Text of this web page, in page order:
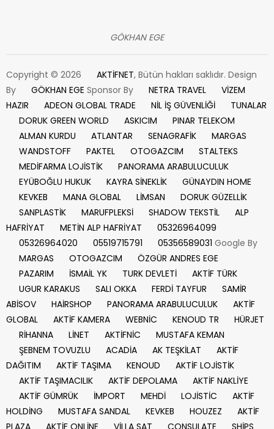
GÖKHAN EGE
Copyright © 2026 AKTİFNET, Bütün hakları saklıdır. Design
By
GÖKHAN EGE Sponsor By NETRA TRAVEL
VİZEM
HAZIR
ADEON GLOBAL TRADE NİL İŞ GÜVENLİĞİ
TUNALAR
DORUK GREEN WORLD
ASKICIM
PINAR TELEKOM
ALMAN KURDU
ATLANTAR SENAGRAFİK
MARGAS
WANDSTOFF
PAKTEL OTOGAZCIM
STALTEKS
MEDİFARMA LOJİSTİK
PANORAMA ARABULUCULUK
EYÜBOĞLU HUKUK
KAYRA SİNEKLİK
GÜNAYDIN HOME
KEVKEB
MANA GLOBAL LİMSAN
DORUK GÜZELLİK
SANPLASTİK
MARUFPLEKSİ SHADOW TEKSTİL
ALP
HAFRİYAT
METİN ALP HAFRİYAT
05326964099
05326964020
05519715791 05356589031 Google By
MARGAS
OTOGAZCIM
ÖZGÜR ANDRES EGE
PAZARIM
İSMAİL YK TURK DEVLETİ
AKTİF TÜRK
UGUR KARAKUS
SALI OKKA FERDİ TAYFUR
SAMİR
ABİSOV
HAİRSHOP PANORAMA ARABULUCULUK
AKTİF
GLOBAL
AKTİF KAMERA WEBNİC KENOUD TR
HÜRJET
RİHANNA
LİNET AKTİFNİC
MUSTAFA KEMAN
ŞEBNEM TOVUZLU
ACADİA AK TEŞKİLAT
AKTİF
DAĞITIM
AKTİF TAŞIMA KENOUD
AKTİF LOJİSTİK
AKTİF TAŞIMACILIK
AKTİF DEPOLAMA
AKTİF NAKLİYE
AKTİF GÜMRÜK
İMPORT MEHDİ LOJİSTİC
AKTİF
HOLDİNG
MUSTAFA SANDAL KEVKEB HOUZEZ
AKTİF
PLAZA
AKTİF ONLİNE VİLLA SAT CONSULATE
SHİPS